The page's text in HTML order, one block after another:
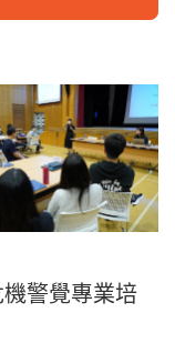
機警覺專業培